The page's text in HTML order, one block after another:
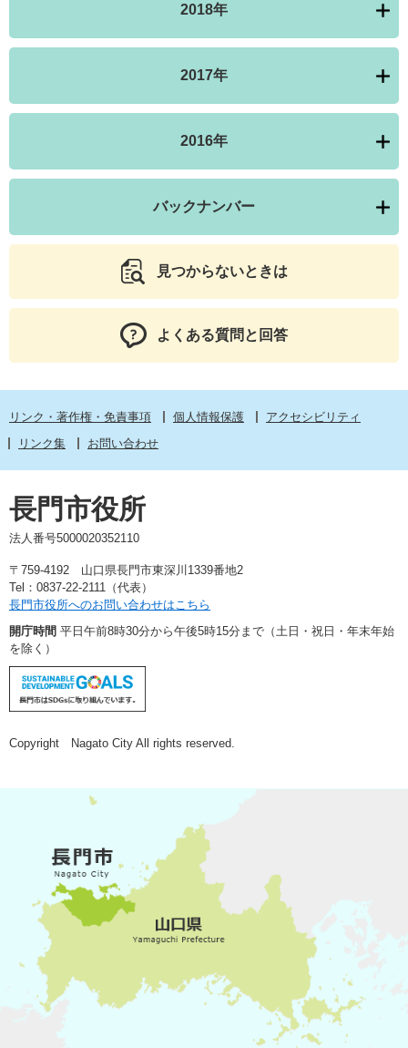
2018年
2017年
2016年
バックナンバー
見つからないときは
よくある質問と回答
リンク・著作権・免責事項 個人情報保護
アクセシビリティ
リンク集
お問い合わせ
長門市役所
法人番号5000020352110
〒759-4192 山口県長門市東深川1339番地2
Tel：0837-22-2111（代表）
長門市役所へのお問い合わせはこちら
開庁時間 平日午前8時30分から午後5時15分まで（土日・祝日・年末年始
を除く）
Copyright Nagato City All rights reserved.